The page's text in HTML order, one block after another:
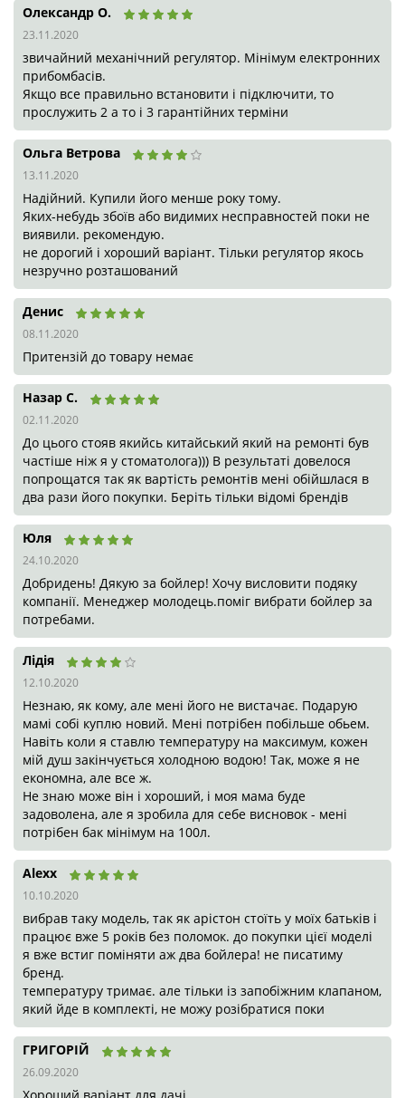
13.11.2020
Надійний. Купили його менше року тому.
Яких-небудь збоїв або видимих несправностей поки не
виявили. рекомендую.
не дорогий і хороший варіант. Тільки регулятор якось
незручно розташований
Денис
08.11.2020
Притензій до товару немає
Назар С.
02.11.2020
До цього стояв якийсь китайський який на ремонті був
частіше ніж я у стоматолога))) В результаті довелося
попрощатся так як вартість ремонтів мені обійшлася в два
рази його покупки. Беріть тільки відомі брендів
Юля
24.10.2020
Добридень! Дякую за бойлер! Хочу висловити подяку
компанії. Менеджер молодець.поміг вибрати бойлер за
потребами.
Лідія
Незнаю, як кому, але мені його не вистачає. Подарую мамі
собі куплю новий. Мені потрібен побільше обьем.
Навіть коли я ставлю температуру на максимум, кожен мій
душ закінчується холодною водою! Так, може я не
економна, але все ж.
але я зробила для себе висновок - мені потрібен бак
мінімум на 100л.
Alexx
вибрав таку модель, так як арістон стоїть у моїх батьків і
працює вже 5 років без поломок. до покупки цієї моделі я
вже встиг поміняти аж два бойлера! не писатиму бренд.
температуру тримає. але тільки із запобіжним клапаном,
який йде в комплекті, не можу розібратися поки
ГРИГОРІЙ
26.09.2020
Хороший варіант для дачі
Федюк Катя
28.08.2020
У нас такий бойлер на дачі. Купували на цьому ж сайті. На
дачу ми їздимо чисто для відпочинку удвох з чоловіком, то з
друзями. вистачає